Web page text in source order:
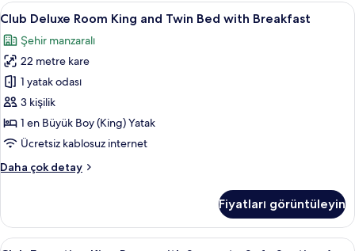
Club
Deluxe
Room
King
and
Twin
Bed
with
için
görün
Club Deluxe Room King and Twin
20
Club Deluxe Room King and Twin Bed with Breakfast
Şehir manzaralı
22 metre kare
1 yatak odası
3 kişilik
1 en Büyük Boy (King) Yatak
Ücretsiz kablosuz internet
Daha çok detay
Club
and
Twin
Fiyatları görüntüleyin
Club
Kaliteli yatak takımı, memory foam